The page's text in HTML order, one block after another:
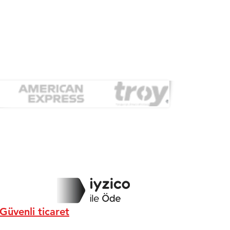
Güvenli ticaret